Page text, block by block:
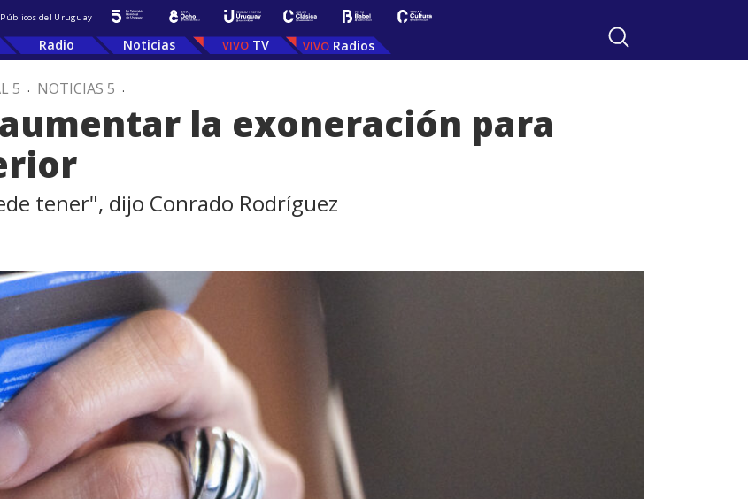
del Uruguay
Radio Noticias TV Radios
5 . NOTICIAS 5 .
la exoneración para
tener", dijo Conrado Rodríguez